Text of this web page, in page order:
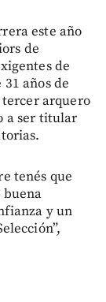
este año
de
de
años de
arquero
a ser titular
tenés que
buena
y un